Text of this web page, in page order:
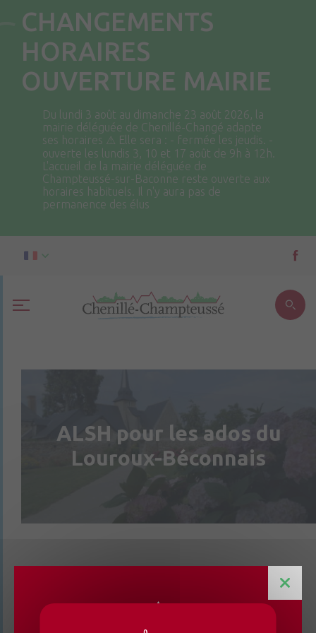
CHANGEMENTS
HORAIRES
OUVERTURE MAIRIE
Du lundi 3 août au dimanche 23 août 2026, la
mairie déléguée de Chenillé-Changé adapte
ses horaires ⚠ Elle sera : - fermée les jeudis. -
ouverte les lundis 3, 10 et 17 août de 9h à 12h.
L'accueil de la mairie déléguée de
Champteussé-sur-Baconne reste ouverte aux
horaires habituels. Il n'y aura pas de
permanence des élus
ALSH pour les ados du
Louroux-Béconnais